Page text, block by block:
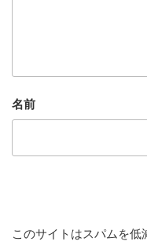
名前
このサイトはスパムを低